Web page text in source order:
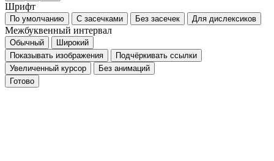
Шрифт
По умолчанию С засечками Без засечек Для дислексиков
Межбуквенный интервал
Обычный
Широкий
Показывать изображения
Подчёркивать ссылки
Увеличенный курсор
Без анимаций
Готово